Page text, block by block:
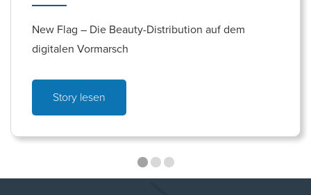
New Flag – Die Beauty-Distribution auf dem
digitalen Vormarsch
Story lesen